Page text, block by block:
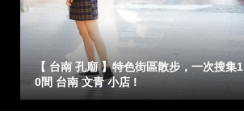
【 台南 孔廟 】特色街區散步，一次搜集1
0間 台南 文青 小店 !